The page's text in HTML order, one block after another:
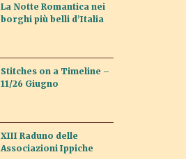
La Notte Romantica nei
borghi più belli d’Italia
Stitches on a Timeline –
11/26 Giugno
XIII Raduno delle
Associazioni Ippiche